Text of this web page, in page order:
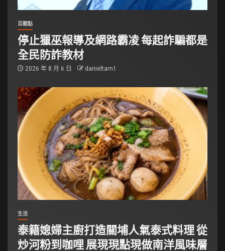
百觀點
停止獵巫報導及網路霸凌 每起詐騙都是
全民防詐教材
2026 年 8 月 6 日 danieltarn1
生活
泰籍媳婦主廚打造關埔人氣泰式料理 從
炒河粉到咖哩 展現現點現做南洋風味層